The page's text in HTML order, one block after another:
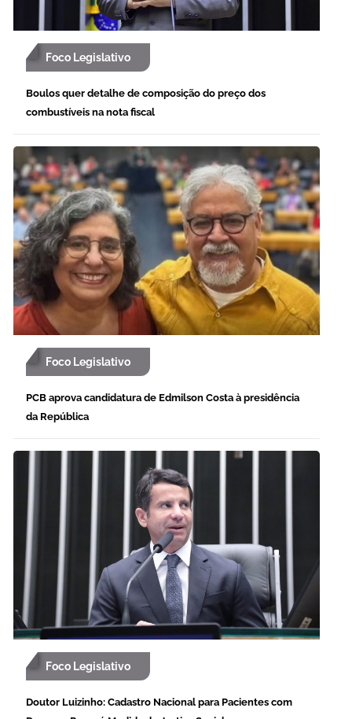
Foco Legislativo
Boulos quer detalhe de composição do preço dos
combustíveis na nota fiscal
Foco Legislativo
PCB aprova candidatura de Edmilson Costa à presidência
da República
Foco Legislativo
Doutor Luizinho: Cadastro Nacional para Pacientes com